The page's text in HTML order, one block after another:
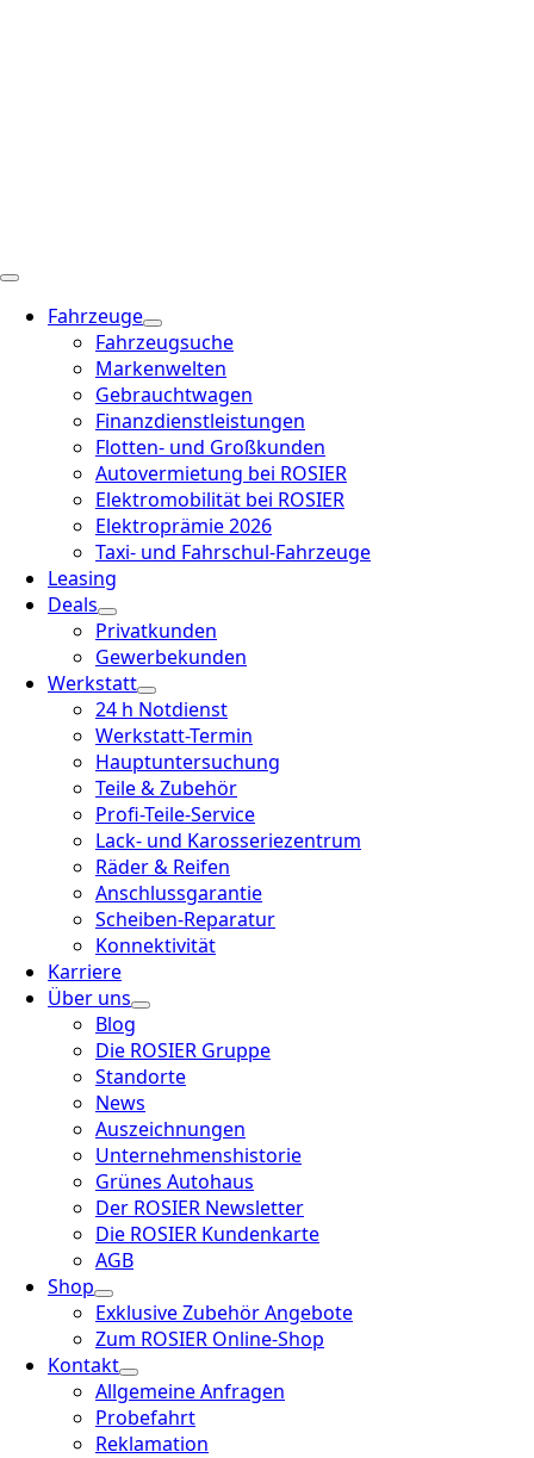
Fahrzeuge
Fahrzeugsuche
Markenwelten
Gebrauchtwagen
Finanzdienstleistungen
Flotten- und Großkunden
Autovermietung bei ROSIER
Elektromobilität bei ROSIER
Elektroprämie 2026
Taxi- und Fahrschul-Fahrzeuge
Leasing
Deals
Privatkunden
Gewerbekunden
Werkstatt
24 h Notdienst
Werkstatt-Termin
Hauptuntersuchung
Teile & Zubehör
Profi-Teile-Service
Lack- und Karosseriezentrum
Räder & Reifen
Anschlussgarantie
Scheiben-Reparatur
Konnektivität
Karriere
Über uns
Blog
Die ROSIER Gruppe
Standorte
News
Auszeichnungen
Unternehmenshistorie
Grünes Autohaus
Der ROSIER Newsletter
Die ROSIER Kundenkarte
AGB
Shop
Exklusive Zubehör Angebote
Zum ROSIER Online-Shop
Kontakt
Allgemeine Anfragen
Probefahrt
Reklamation